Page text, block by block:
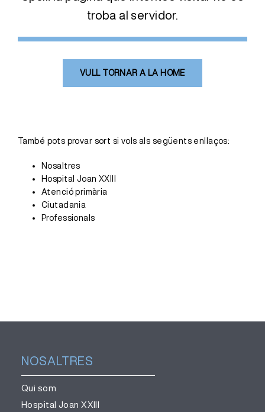
troba al servidor.
VULL TORNAR A LA HOME
També pots provar sort si vols als següents enllaços:
Nosaltres
Hospital Joan XXIII
Atenció primària
Ciutadania
Professionals
NOSALTRES
Qui som
Hospital Joan XXIII